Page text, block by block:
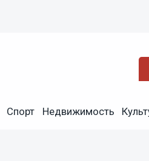
Спорт Недвижимость